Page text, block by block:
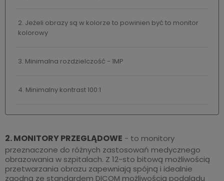
2. Jeżeli obrazy są w kolorze to powinien być to monitor
kolorowy
3. Minimalna rozdzielczość - 1MP
4. Minimalny kontrast 100:1
2. MONITORY PRZEGLĄDOWE - to monitory
przeznaczone do różnych zastosowań medycznego
obrazowania w szpitalach. Z 12-sto bitową możliwością
przetwarzania obrazu zapewniają spójną i idealnie
zgodną ze standardem DICOM możliwością podglądu